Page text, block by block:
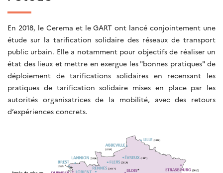
En 2018, le Cerema et le GART ont lancé conjointement une
étude sur la tarification solidaire des réseaux de transport
public urbain. Elle a notamment pour objectifs de réaliser un
état des lieux et mettre en exergue les "bonnes pratiques" de
déploiement de tarifications solidaires en recensant les
pratiques de tarification solidaire mises en place par les
autorités organisatrices de la mobilité, avec des retours
d’expériences concrets.